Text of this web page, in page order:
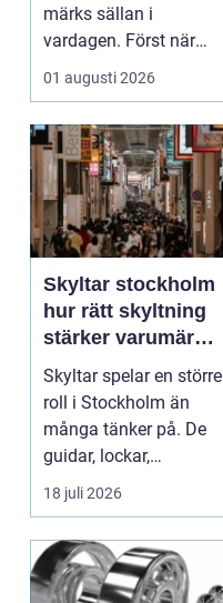
märks sällan i
vardagen. Först när
brunnar svämmar över,
avlopp börj...
01 augusti 2026
Skyltar stockholm
hur rätt skyltning
stärker varumärket
i stadsmiljön
Skyltar spelar en större
roll i Stockholm än
många tänker på. De
guidar, lockar,
inspirerar och skap...
18 juli 2026